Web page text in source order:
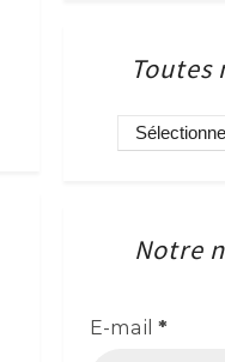
Toutes
Notre
E-mail *